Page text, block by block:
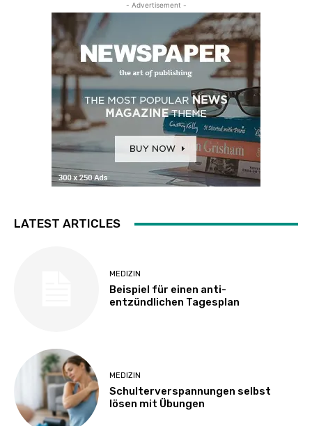
- Advertisement -
LATEST ARTICLES
MEDIZIN
Beispiel für einen anti-
entzündlichen Tagesplan
MEDIZIN
Schulterverspannungen selbst
lösen mit Übungen